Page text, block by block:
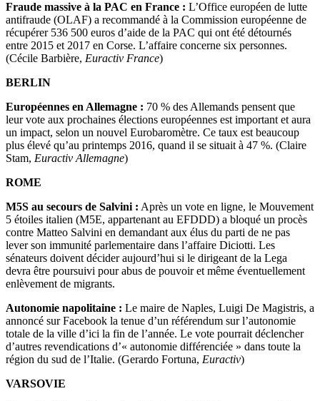
Fraude massive à la PAC en France : L’Office européen de lutte
antifraude (OLAF) a recommandé à la Commission européenne de
récupérer 536 500 euros d’aide de la PAC qui ont été détournés
entre 2015 et 2017 en Corse. L’affaire concerne six personnes.
(Cécile Barbière, Euractiv France)
BERLIN
Européennes en Allemagne : 70 % des Allemands pensent que
leur vote aux prochaines élections européennes est important et aura
un impact, selon un nouvel Eurobaromètre. Ce taux est beaucoup
plus élevé qu’au printemps 2016, quand il se situait à 47 %. (Claire
Stam, Euractiv Allemagne)
ROME
M5S au secours de Salvini : Après un vote en ligne, le Mouvement
5 étoiles italien (M5E, appartenant au EFDDD) a bloqué un procès
contre Matteo Salvini en demandant aux élus du parti de ne pas
lever son immunité parlementaire dans l’affaire Diciotti. Les
sénateurs doivent décider aujourd’hui si le dirigeant de la Lega
devra être poursuivi pour abus de pouvoir et même éventuellement
enlèvement de migrants.
Autonomie napolitaine : Le maire de Naples, Luigi De Magistris, a
annoncé sur Facebook la tenue d’un référendum sur l’autonomie
totale de la ville d’ici la fin de l’année. Le vote pourrait déclencher
d’autres revendications d’« autonomie différenciée » dans toute la
région du sud de l’Italie. (Gerardo Fortuna, Euractiv)
VARSOVIE